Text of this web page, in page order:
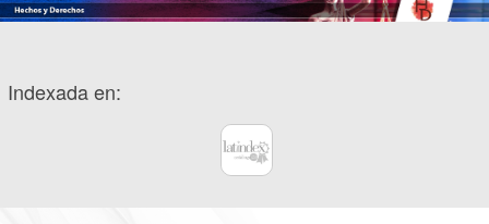
Indexada en: